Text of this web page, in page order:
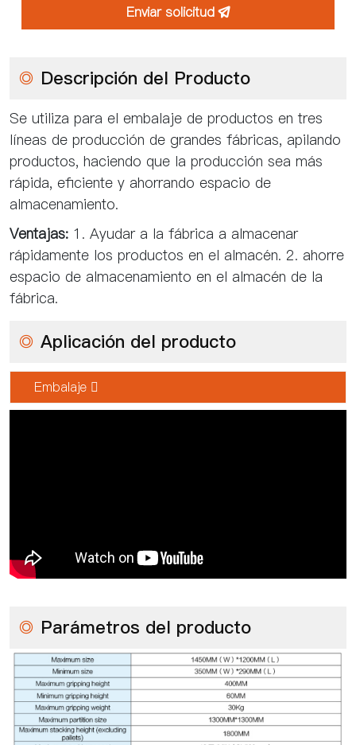
Enviar solicitud 
◎ Descripción del Producto
Se utiliza para el embalaje de productos en tres
líneas de producción de grandes fábricas, apilando
productos, haciendo que la producción sea más
rápida, eficiente y ahorrando espacio de
almacenamiento.
Ventajas: 1. Ayudar a la fábrica a almacenar
rápidamente los productos en el almacén. 2. ahorre
espacio de almacenamiento en el almacén de la
fábrica.
◎ Aplicación del producto
Embalaje 
◎ Parámetros del producto